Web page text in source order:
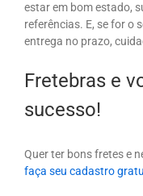
estar em bom estado,
referências. E, se for o
entrega no prazo,
Fretebras e
sucesso!
Quer ter bons fretes e
faça seu cadastro